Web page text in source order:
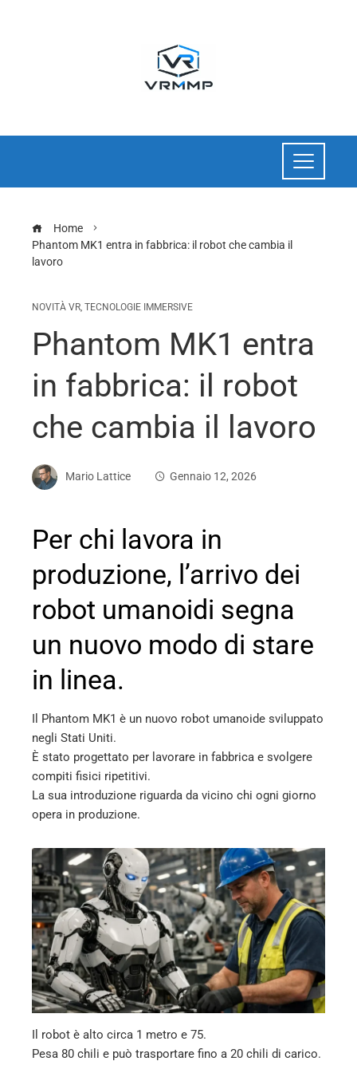
Home
Phantom MK1 entra in fabbrica: il robot che cambia il
lavoro
NOVITÀ VR, TECNOLOGIE IMMERSIVE
Phantom MK1 entra
in fabbrica: il robot
che cambia il lavoro
Mario Lattice Gennaio 12, 2026
Per chi lavora in
produzione, l’arrivo dei
robot umanoidi segna
un nuovo modo di stare
in linea.
Il Phantom MK1 è un nuovo robot umanoide sviluppato
negli Stati Uniti.
È stato progettato per lavorare in fabbrica e svolgere
compiti fisici ripetitivi.
La sua introduzione riguarda da vicino chi ogni giorno
opera in produzione.
Il robot è alto circa 1 metro e 75.
Pesa 80 chili e può trasportare fino a 20 chili di carico.